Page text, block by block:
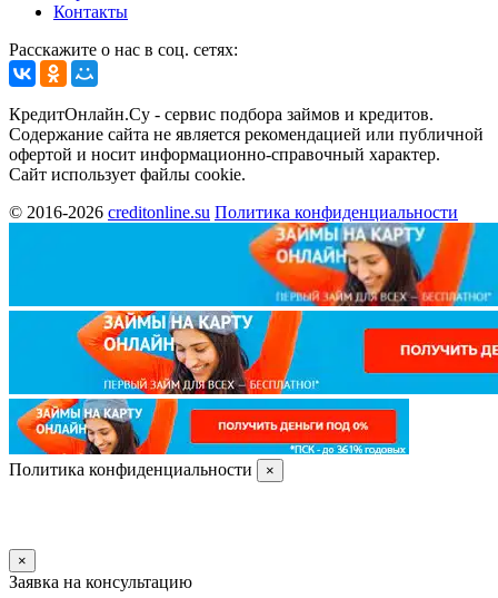
Контакты
Расскажите о нас в соц. сетях:
КредитОнлайн.Су - сервис подбора займов и кредитов.
Содержание сайта не является рекомендацией или публичной
офертой и носит информационно-справочный характер.
Сайт использует файлы cookie.
© 2016-2026 creditonline.su Политика конфиденциальности
Политика конфиденциальности ×
×
Заявка на консультацию